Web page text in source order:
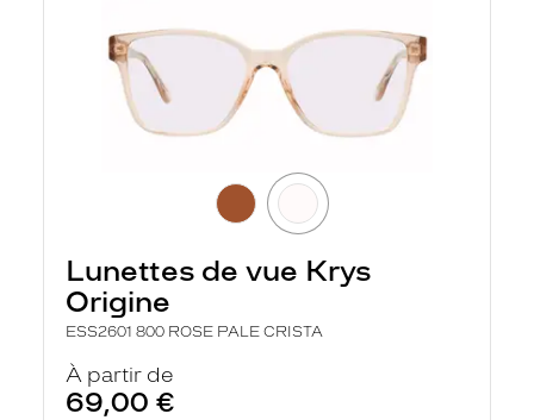
Lunettes de vue Krys
Origine
ESS2601 800 ROSE PALE CRISTA
À partir de
69,00 €